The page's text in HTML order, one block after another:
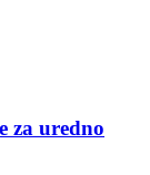
za uredno